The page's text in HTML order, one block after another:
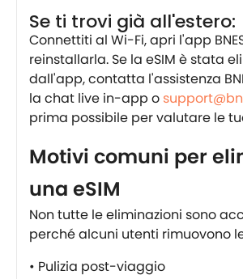
Se ti trovi già all'estero:
Connettiti al Wi-Fi, apri l'app
reinstallarla. Se la eSIM è stata
dall'app, contatta l'assistenza
la chat live in-app o
prima possibile per valutare le
Motivi comuni per
una eSIM
Non tutte le eliminazioni sono
perché alcuni utenti rimuovono
• Pulizia post-viaggio